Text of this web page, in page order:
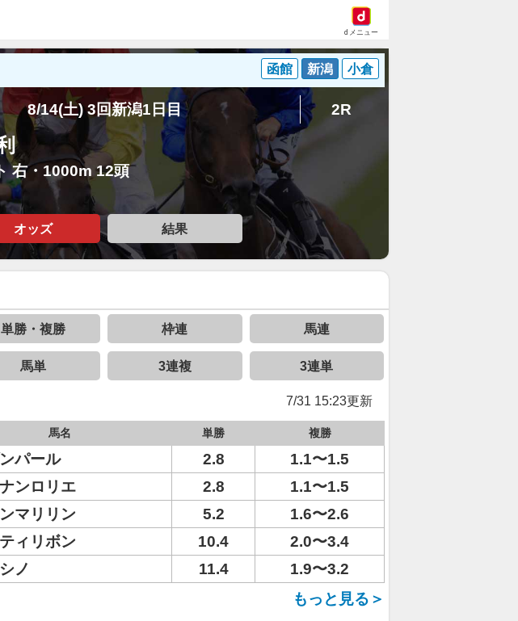
dメニュー
函館 新潟 小倉
8/14(土) 3回新潟1日目 2R
右・1000m 12頭
オッズ 結果
単勝・複勝 枠連 馬連
馬単 3連複 3連単
7/31 15:23更新
馬名 単勝 複勝
パール 2.8
1.1〜1.5
ンロリエ 2.8
1.1〜1.5
マリリン 5.2
1.6〜2.6
ィリボン 10.4
2.0〜3.4
ノ 11.4
1.9〜3.2
もっと見る＞